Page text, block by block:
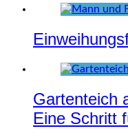
Gartenteich
Eine Schritt